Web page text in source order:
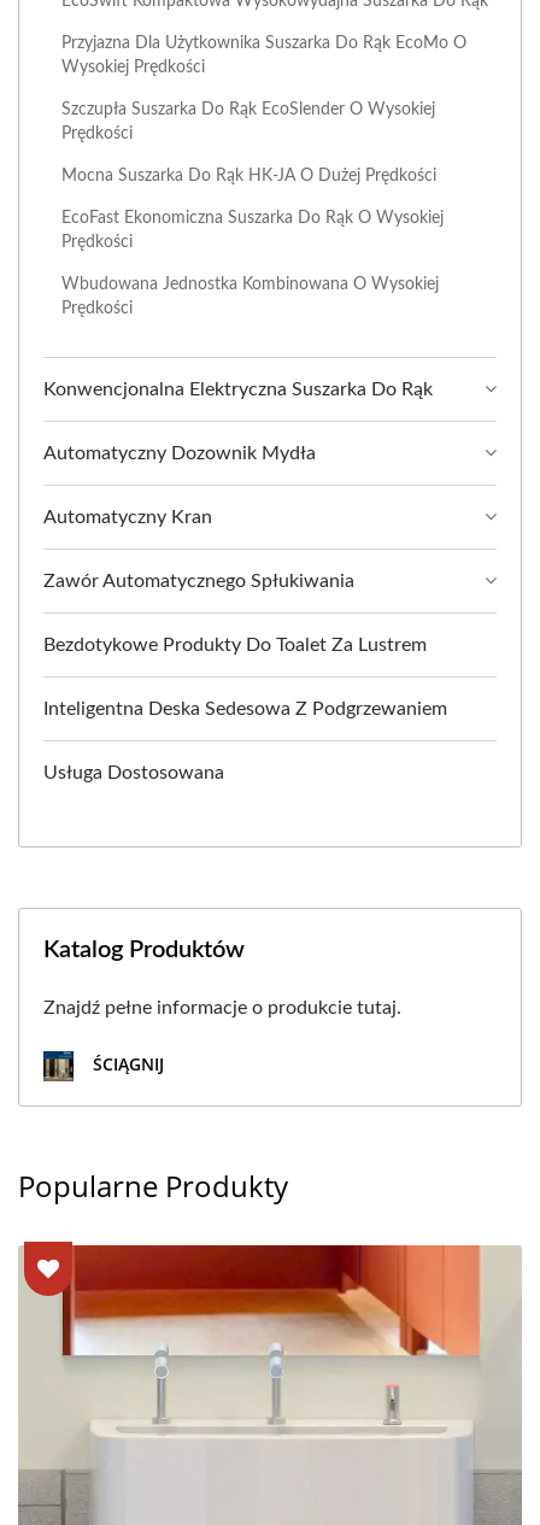
Przyjazna Dla Użytkownika Suszarka Do Rąk EcoMo O
Wysokiej Prędkości
Szczupła Suszarka Do Rąk EcoSlender O Wysokiej
Prędkości
Mocna Suszarka Do Rąk HK-JA O Dużej Prędkości
EcoFast Ekonomiczna Suszarka Do Rąk O Wysokiej
Prędkości
Wbudowana Jednostka Kombinowana O Wysokiej
Prędkości
Konwencjonalna Elektryczna Suszarka Do Rąk
Automatyczny Dozownik Mydła
Automatyczny Kran
Zawór Automatycznego Spłukiwania
Bezdotykowe Produkty Do Toalet Za Lustrem
Inteligentna Deska Sedesowa Z Podgrzewaniem
Usługa Dostosowana
Katalog Produktów
Znajdź pełne informacje o produkcie tutaj.
ŚCIĄGNIJ
Popularne Produkty